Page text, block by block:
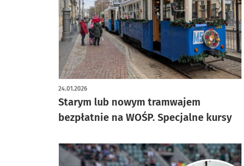
Starym lub nowym tramwajem
bezpłatnie na WOŚP. Specjalne kursy
24.01.2026